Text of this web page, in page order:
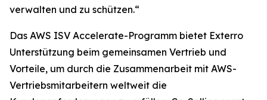
verwalten und zu schützen.“
Das AWS ISV Accelerate-Programm bietet Exterro
Unterstützung beim gemeinsamen Vertrieb und
Vorteile, um durch die Zusammenarbeit mit AWS-
Vertriebsmitarbeitern weltweit die